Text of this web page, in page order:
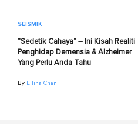
SEISMIK
"Sedetik Cahaya" – Ini Kisah Realiti
Penghidap Demensia & Alzheimer
Yang Perlu Anda Tahu
By Ellina Chan